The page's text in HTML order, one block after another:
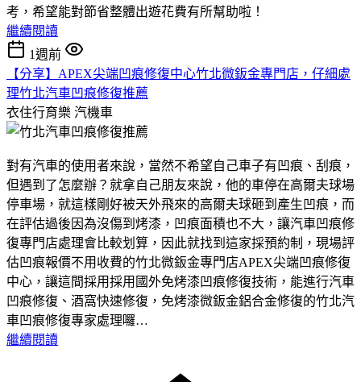
考，希望能對節省整體出遊花費有所幫助啦！
繼續閱讀
1週前
【分享】APEX尖端凹痕修復中心竹北微鈑金專門店，仔細處
理竹北汽車凹痕修復推薦
衣住行育樂 汽機車
對有汽車的使用者來說，當然不希望自己車子有凹痕、刮痕，
但遇到了怎麼辦？就拿自己朋友來說，他的車停在高爾夫球場
停車場，就這樣剛好被天外飛來的高爾夫球砸到產生凹痕，而
在評估過後因為沒傷到烤漆，凹痕面積也不大，讓汽車凹痕修
復專門店處理會比較划算，因此就找到這家採預約制，現場評
估凹痕報價不用收費的竹北微鈑金專門店APEX尖端凹痕修復
中心，讓這間採用採用國外免烤漆凹痕修復技術，能進行汽車
凹痕修復、酒窩快速修復，免烤漆微鈑金鋁合金修復的竹北汽
車凹痕修復專家處理囉…
繼續閱讀